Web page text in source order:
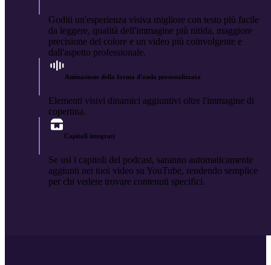
Goditi un'esperienza visiva migliore con testo più facile
da leggere, qualità dell'immagine più nitida, maggiore
precisione del colore e un video più coinvolgente e
dall'aspetto professionale.
Animazione della forma d'onda personalizzata
Elementi visivi dinamici aggiuntivi oltre l'immagine di
copertina.
Capitoli integrati
Se usi i capitoli del podcast, saranno automaticamente
aggiunti nei tuoi video su YouTube, rendendo semplice
per chi vedere trovare contenuti specifici.